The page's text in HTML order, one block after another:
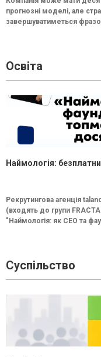
прогнозні моделі, але
завершуватиметься
Освіта
Наймологія:
Рекрутингова агенція
(входять до групи
"Наймологія: як СEO та
Суспільство